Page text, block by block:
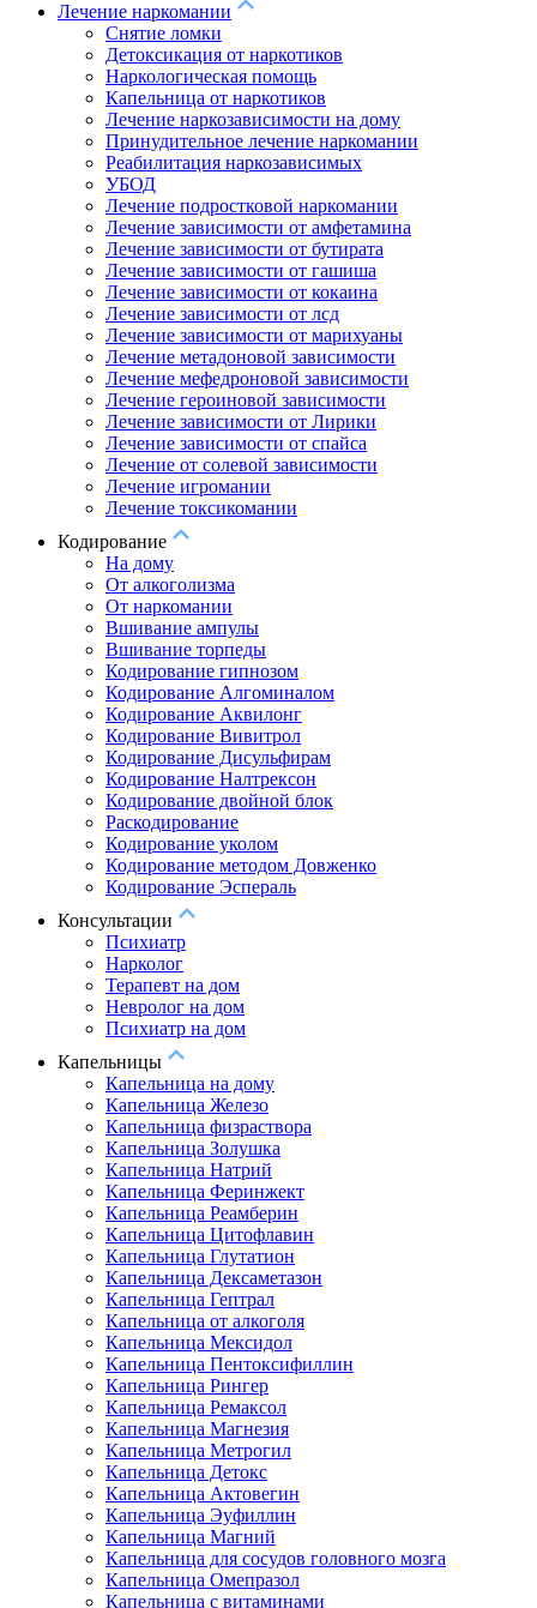
Лечение наркомании
Снятие ломки
Детоксикация от наркотиков
Наркологическая помощь
Капельница от наркотиков
Лечение наркозависимости на дому
Принудительное лечение наркомании
Реабилитация наркозависимых
УБОД
Лечение подростковой наркомании
Лечение зависимости от амфетамина
Лечение зависимости от бутирата
Лечение зависимости от гашиша
Лечение зависимости от кокаина
Лечение зависимости от лсд
Лечение зависимости от марихуаны
Лечение метадоновой зависимости
Лечение мефедроновой зависимости
Лечение героиновой зависимости
Лечение зависимости от Лирики
Лечение зависимости от спайса
Лечение от солевой зависимости
Лечение игромании
Лечение токсикомании
Кодирование
На дому
От алкоголизма
От наркомании
Вшивание ампулы
Вшивание торпеды
Кодирование гипнозом
Кодирование Алгоминалом
Кодирование Аквилонг
Кодирование Вивитрол
Кодирование Дисульфирам
Кодирование Налтрексон
Кодирование двойной блок
Раскодирование
Кодирование уколом
Кодирование методом Довженко
Кодирование Эспераль
Консультации
Психиатр
Нарколог
Терапевт на дом
Невролог на дом
Психиатр на дом
Капельницы
Капельница на дому
Капельница Железо
Капельница физраствора
Капельница Золушка
Капельница Натрий
Капельница Феринжект
Капельница Реамберин
Капельница Цитофлавин
Капельница Глутатион
Капельница Дексаметазон
Капельница Гептрал
Капельница от алкоголя
Капельница Мексидол
Капельница Пентоксифиллин
Капельница Рингер
Капельница Ремаксол
Капельница Магнезия
Капельница Метрогил
Капельница Детокс
Капельница Актовегин
Капельница Эуфиллин
Капельница Магний
Капельница для сосудов головного мозга
Капельница Омепразол
Капельница с витаминами